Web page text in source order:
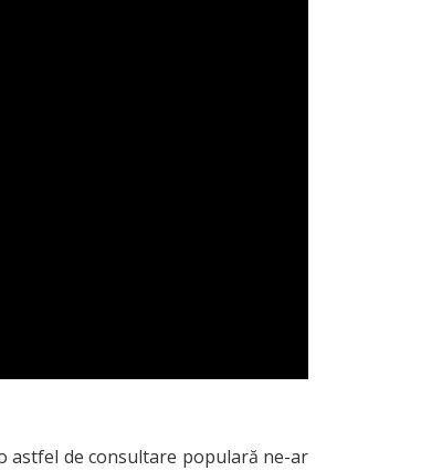
astfel de consultare populară ne-ar